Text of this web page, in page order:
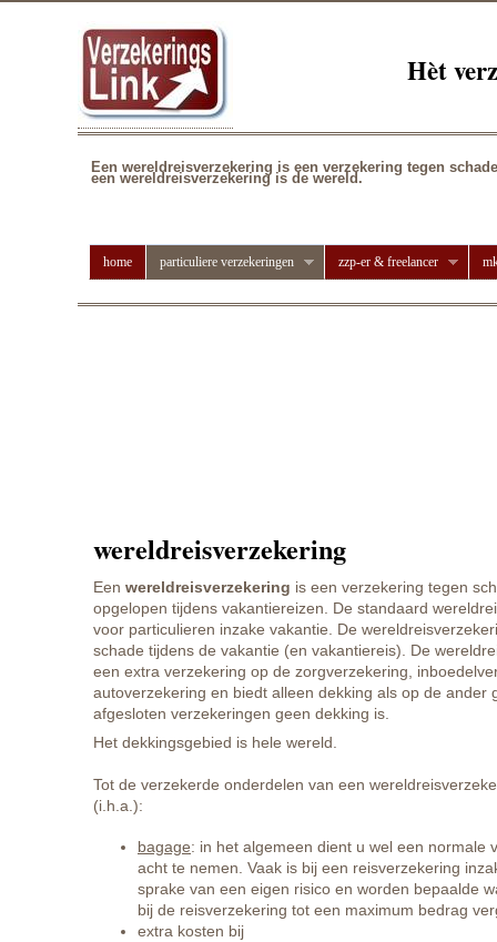
Hèt
Een wereld reisverzekering is een verzekering tegen
een wereldreisverzekering is de wereld.
wereldreisverzekering
Een wereldreisverzekering is een verzekering tegen
opgelopen tijdens vakantiereizen. De standaard
voor particulieren inzake vakantie. De
schade tijdens de vakantie (en vakantiereis). De
een extra verzekering op de zorgverzekering,
autoverzekering en biedt alleen dekking als op de ander
afgesloten verzekeringen geen dekking is.
Het dekkingsgebied is hele wereld.
Tot de verzekerde onderdelen van een
(i.h.a.):
bagage: in het algemeen dient u wel een normale
acht te nemen. Vaak is bij een reisverzekering
sprake van een eigen risico en worden bepaalde
bij de reisverzekering tot een maximum bedrag
extra kosten bij
home particuliere verzekeringen zzp-er & freelancer